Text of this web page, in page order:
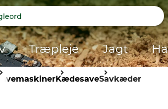
Træpleje Jagt
KædesaveSavkæder